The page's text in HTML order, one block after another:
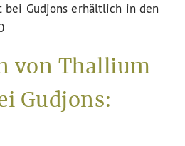
Gudjons erhältlich in den
von Thallium
Gudjons: